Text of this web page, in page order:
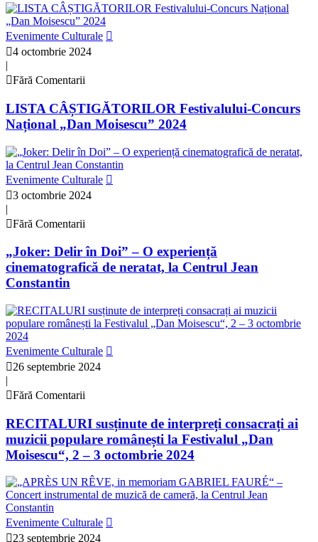
Evenimente Culturale
4 octombrie 2024
|
Fără Comentarii
LISTA CÂȘTIGĂTORILOR Festivalului-Concurs
Național „Dan Moisescu” 2024
Evenimente Culturale
3 octombrie 2024
|
Fără Comentarii
„Joker: Delir în Doi” – O experiență
cinematografică de neratat, la Centrul Jean
Constantin
Evenimente Culturale
26 septembrie 2024
|
Fără Comentarii
RECITALURI susținute de interpreți consacrați ai
muzicii populare românești la Festivalul „Dan
Moisescu“, 2 – 3 octombrie 2024
Evenimente Culturale
23 septembrie 2024